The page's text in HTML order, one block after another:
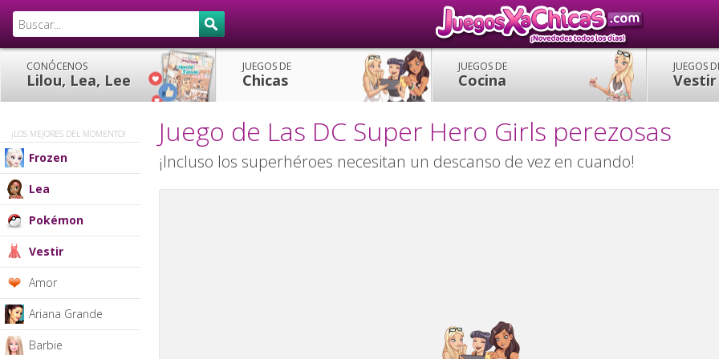
CONÓCENOS
Lilou, Lea, Lee
JUEGOS DE
Chicas
JUEGOS DE
Cocina
JUEGOS
Vestir
¡LOS MEJORES DEL MOMENTO!
Frozen
Lea
Pokémon
Vestir
Amor
Ariana Grande
Barbie
Juego de Las DC Super Hero Girls perezosas
¡Incluso los superhéroes necesitan un descanso de vez en cuando!